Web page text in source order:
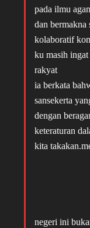
pada ilmu
dan
kolaboratif
ku masih
rakyat
ia berkata
sansekerta
dengan
keteraturan
kita
negeri ini